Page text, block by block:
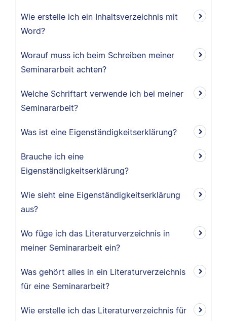
Wie erstelle ich ein Inhaltsverzeichnis mit
Word?
Worauf muss ich beim Schreiben meiner
Seminararbeit achten?
Welche Schriftart verwende ich bei meiner
Seminararbeit?
Was ist eine Eigenständigkeitserklärung?
Brauche ich eine
Eigenständigkeitserklärung?
Wie sieht eine Eigenständigkeitserklärung
aus?
Wo füge ich das Literaturverzeichnis in
meiner Seminararbeit ein?
Was gehört alles in ein Literaturverzeichnis
für eine Seminararbeit?
Wie erstelle ich das Literaturverzeichnis für